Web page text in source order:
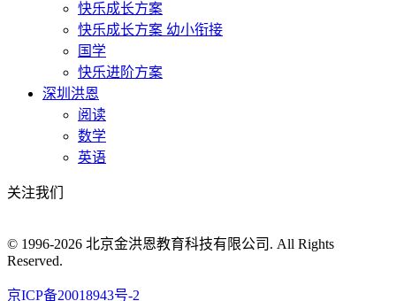
快乐成长方案
快乐成长方案 幼小衔接
国学
快乐进阶方案
深圳洪恩
阅读
数学
英语
关注我们
© 1996-2026 北京金洪恩教育科技有限公司. All Rights
Reserved.
京ICP备20018943号-2